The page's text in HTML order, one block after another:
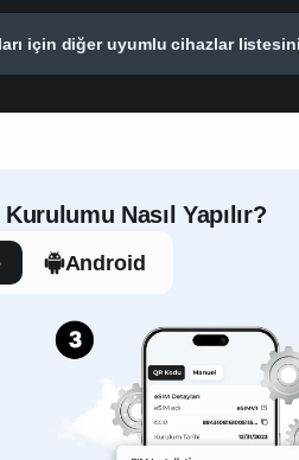
için diğer uyumlu cihazlar
Nasıl Yapılır?
Android